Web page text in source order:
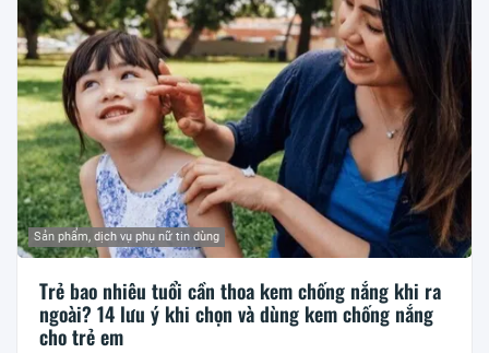
Sản phẩm, dịch vụ phụ nữ tin dùng
Trẻ bao nhiêu tuổi cần thoa kem chống nắng khi ra
ngoài? 14 lưu ý khi chọn và dùng kem chống nắng
cho trẻ em